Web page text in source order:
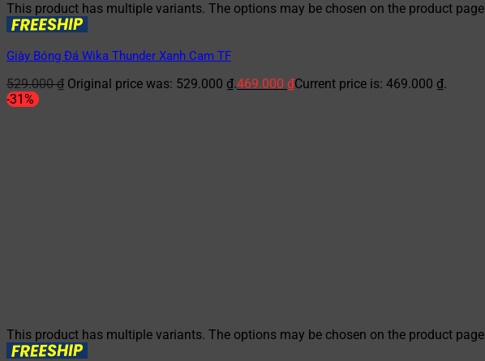
This product has multiple variants. The options may be chosen on the product page
Giày Bóng Đá Wika Thunder Xanh Cam TF
529.000₫ Original price was: 529.000 ₫.469.000 ₫Current price is: 469.000 ₫.
-31%
This product has multiple variants. The options may be chosen on the product page